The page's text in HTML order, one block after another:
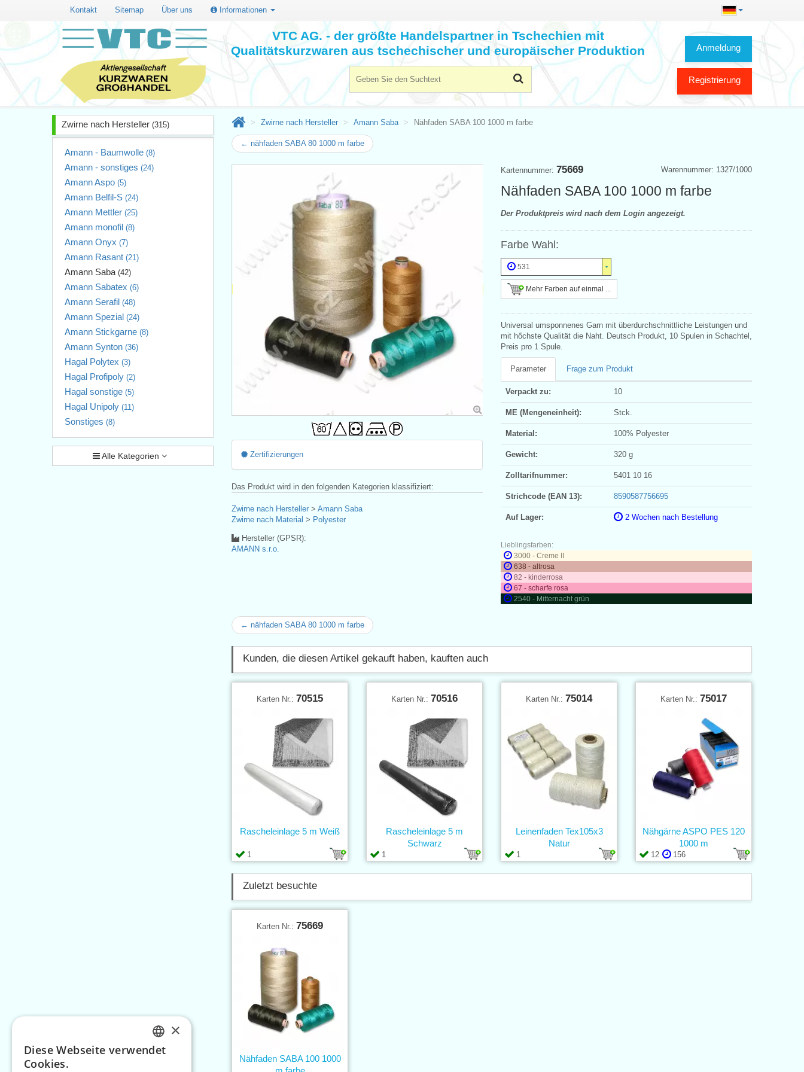
Kontakt Sitemap Über uns Informationen
Anmeldung
Registrierung
VTC AG. - der größte Handelspartner in Tschechien mit
Qualitätskurzwaren aus tschechischer und europäischer Produktion
Zwirne nach Hersteller (315)
Amann - Baumwolle (8)
Amann - sonstiges (24)
Amann Aspo (5)
Amann Belfil-S (24)
Amann Mettler (25)
Amann monofil (8)
Amann Onyx (7)
Amann Rasant (21)
Amann Saba (42)
Amann Sabatex (6)
Amann Serafil (48)
Amann Spezial (24)
Amann Stickgarne (8)
Amann Synton (36)
Hagal Polytex (3)
Hagal Profipoly (2)
Hagal sonstige (5)
Hagal Unipoly (11)
Sonstiges (8)
Alle Kategorien
Zwirne nach Hersteller Amann Saba Nähfaden SABA 100 1000 m farbe
← nähfaden SABA 80 1000 m farbe
Warennummer: 1327/1000
Kartennummer: 75669
Nähfaden SABA 100 1000 m farbe
Der Produktpreis wird nach dem Login angezeigt.
Farbe Wahl:
531
Mehr Farben auf einmal ...
Universal umsponnenes Garn mit überdurchschnittliche Leistungen und
mit hőchste Qualität die Naht. Deutsch Produkt, 10 Spulen in Schachtel,
Preis pro 1 Spule.
Parameter Frage zum Produkt
Verpackt zu: 10
ME (Mengeneinheit): Stck.
Material: 100% Polyester
Gewicht: 320 g
Zolltarifnummer: 5401 10 16
Strichcode (EAN 13): 8590587756695
Auf Lager: 2 Wochen nach Bestellung
Lieblingsfarben:
3000 - Creme II
638 - altrosa
82 - kinderrosa
67 - scharfe rosa
2540 - Mitternacht grün
Zertifizierungen
Das Produkt wird in den folgenden Kategorien klassifiziert:
Zwirne nach Hersteller > Amann Saba
Zwirne nach Material > Polyester
Hersteller (GPSR):
AMANN s.r.o.
← nähfaden SABA 80 1000 m farbe
Kunden, die diesen Artikel gekauft haben, kauften auch
Karten Nr.: 70515
1
Rascheleinlage 5 m Weiß
Karten Nr.: 70516
1
Rascheleinlage 5 m
Schwarz
Karten Nr.: 75014
1
Leinenfaden Tex105x3
Natur
Karten Nr.: 75017
12 156
Nähgärne ASPO PES 120
1000 m
Zuletzt besuchte
Karten Nr.: 75669
Nähfaden SABA 100 1000
CZECH
×
Diese Webseite verwendet
Cookies.